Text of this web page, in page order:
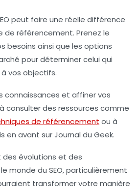
peut faire une réelle différence
référencement. Prenez le
besoins ainsi que les options
pour déterminer celui qui
vos objectifs.
connaissances et affiner vos
consulter des ressources comme
de référencement ou à
en avant sur Journal du Geek.
des évolutions et des
monde du SEO, particulièrement
transformer votre manière